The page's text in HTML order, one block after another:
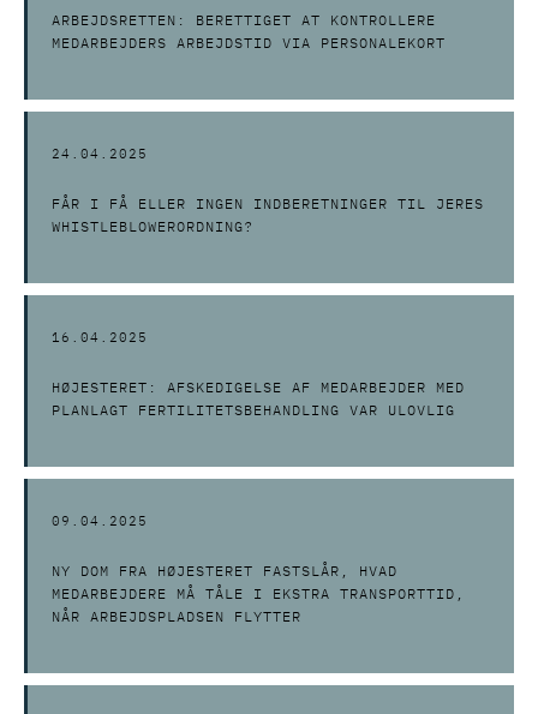
ARBEJDSRETTEN: BERETTIGET AT KONTROLLERE
MEDARBEJDERS ARBEJDSTID VIA PERSONALEKORT
24.04.2025
FÅR I FÅ ELLER INGEN INDBERETNINGER TIL JERES
WHISTLEBLOWERORDNING?
16.04.2025
HØJESTERET: AFSKEDIGELSE AF MEDARBEJDER MED
PLANLAGT FERTILITETSBEHANDLING VAR ULOVLIG
09.04.2025
NY DOM FRA HØJESTERET FASTSLÅR, HVAD
MEDARBEJDERE MÅ TÅLE I EKSTRA TRANSPORTTID,
NÅR ARBEJDSPLADSEN FLYTTER